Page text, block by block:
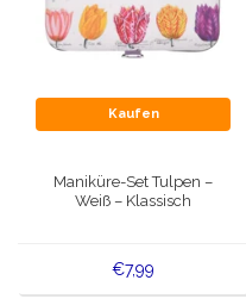
Kaufen
Maniküre-Set Tulpen –
Weiß – Klassisch
€7,99